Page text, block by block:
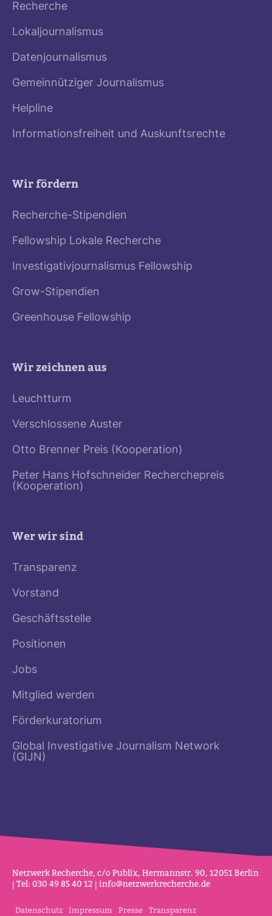
Recherche
Lokaljournalismus
Datenjournalismus
Gemeinnütziger Journalismus
Helpline
Informationsfreiheit und Auskunftsrechte
Wir fördern
Recherche-Stipendien
Fellowship Lokale Recherche
Investigativjournalismus Fellowship
Grow-Stipendien
Greenhouse Fellowship
Wir zeichnen aus
Leuchtturm
Verschlossene Auster
Otto Brenner Preis (Kooperation)
Peter Hans Hofschneider Recherchepreis
(Kooperation)
Wer wir sind
Transparenz
Vorstand
Geschäftsstelle
Positionen
Jobs
Mitglied werden
Förderkuratorium
Global Investigative Journalism Network
(GIJN)
Netz­werk Recherche, c/o Publix, Her­mannstr. 90, 12051 Berlin
| Tel: 030 49 85 40 12 | info@netz­werk­re­cherche.de
Datenschutz Impressum Presse Transparenz